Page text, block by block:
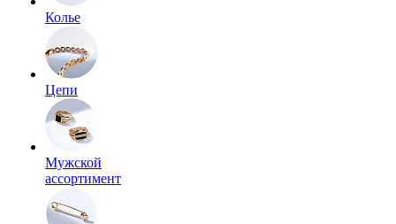
Колье
Цепи
Мужской
ассортимент